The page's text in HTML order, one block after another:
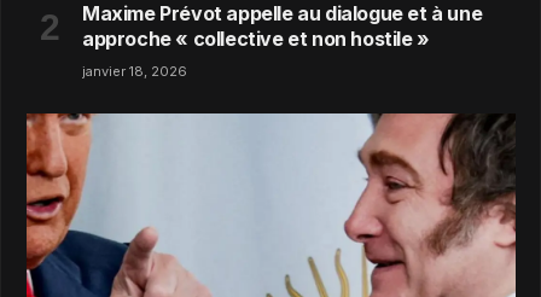
Maxime Prévot appelle au dialogue et à une
approche « collective et non hostile »
janvier 18, 2026